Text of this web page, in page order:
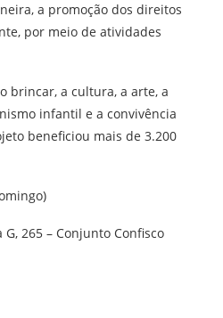
a promoção dos direitos
por meio de atividades
brincar, a cultura, a arte, a
infantil e a convivência
beneficiou mais de 3.200
G, 265 – Conjunto Confisco